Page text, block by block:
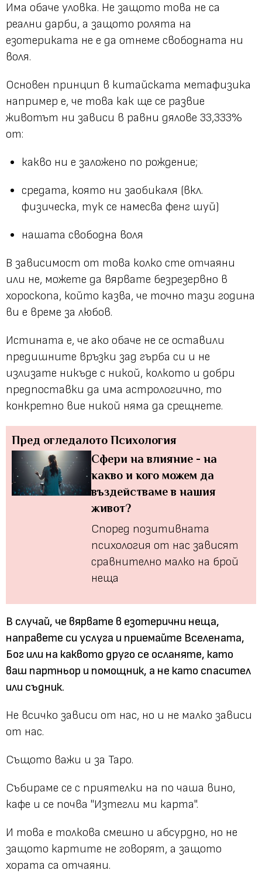
Има обаче уловка. Не защото това не са
реални дарби, а защото ролята на
езотериката не е да отнеме свободната ни
воля.
Основен принцип в китайската метафизика
например е, че това как ще се развие
животът ни зависи в равни дялове 33,333%
от:
какво ни е заложено по рождение;
средата, която ни заобикаля (вкл.
физическа, тук се намесва фенг шуй)
нашата свободна воля
В зависимост от това колко сте отчаяни
или не, можете да вярвате безрезервно в
хороскопа, който казва, че точно тази година
ви е време за любов.
Истината е, че ако обаче не се оставили
предишните връзки зад гърба си и не
излизате никъде с никой, колкото и добри
предпоставки да има астрологично, то
конкретно вие никой няма да срещнете.
Пред огледалото Психология
Сфери на влияние - на
какво и кого можем да
въздействаме в нашия
живот?
Според позитивната
психология от нас зависят
сравнително малко на брой
неща
В случай, че вярвате в езотерични неща,
направете си услуга и приемайте Вселената,
Бог или на каквото друго се осланяте, като
ваш партньор и помощник, а не като спасител
или съдник.
Не всичко зависи от нас, но и не малко зависи
от нас.
Същото важи и за Таро.
Събираме се с приятелки на по чаша вино,
кафе и се почва "Изтегли ми карта".
И това е толкова смешно и абсурдно, но не
защото картите не говорят, а защото
хората са отчаяни.